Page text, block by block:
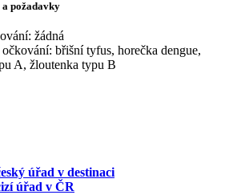
požadavky
žádná
břišní tyfus, horečka dengue,
A, žloutenka typu B
úřad v destinaci
úřad v ČR